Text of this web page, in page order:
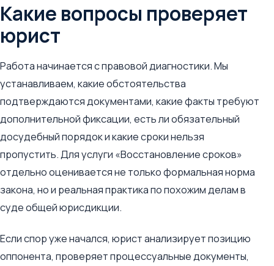
Какие вопросы проверяет
юрист
Работа начинается с правовой диагностики. Мы
устанавливаем, какие обстоятельства
подтверждаются документами, какие факты требуют
дополнительной фиксации, есть ли обязательный
досудебный порядок и какие сроки нельзя
пропустить. Для услуги «Восстановление сроков»
отдельно оценивается не только формальная норма
закона, но и реальная практика по похожим делам в
суде общей юрисдикции.
Если спор уже начался, юрист анализирует позицию
оппонента, проверяет процессуальные документы,